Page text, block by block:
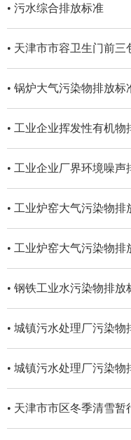
• 污水综合排放标准
• 天津市市容卫生门前
• 锅炉大气污染物排放标
• 工业企业挥发性有机物
• 工业企业厂界环境噪声
• 工业炉窑大气污染物排
• 工业炉窑大气污染物排
• 钢铁工业水污染物排放
• 城镇污水处理厂污染物
• 城镇污水处理厂污染物
• 天津市市区冬季清雪暂